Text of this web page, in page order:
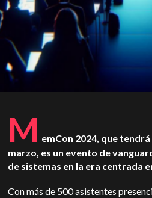
M emCon 2024, que
marzo, es un evento de
de sistemas en la era centrada
Con más de 500 asistentes